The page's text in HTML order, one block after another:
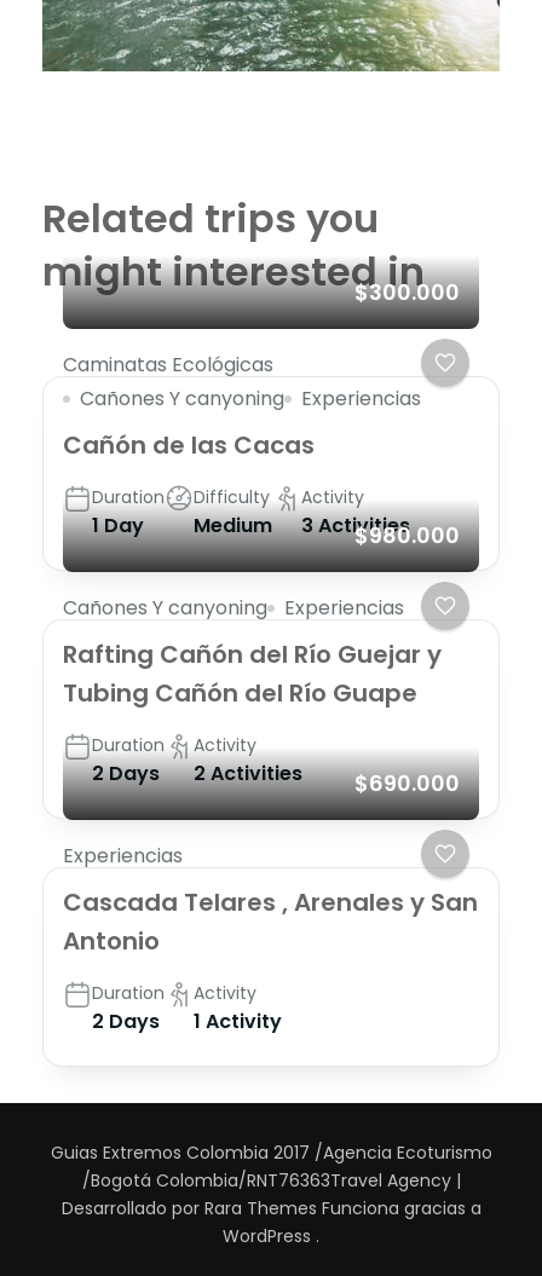
Related trips you
might interested in
$300.000
Caminatas Ecológicas
Cañones Y canyoning
Experiencias
Cañón de las Cacas
Duration
1 Day
Difficulty
Medium
Activity
3 Activities
$980.000
Cañones Y canyoning Experiencias
Rafting Cañón del Río Guejar y
Tubing Cañón del Río Guape
Duration
2 Days
Activity
2 Activities $690.000
Experiencias
Cascada Telares , Arenales y San
Antonio
Duration
2 Days
Activity
1 Activity
Guias Extremos Colombia 2017 /Agencia Ecoturismo
/Bogotá Colombia/RNT76363Travel Agency |
Desarrollado por Rara Themes Funciona gracias a
WordPress .